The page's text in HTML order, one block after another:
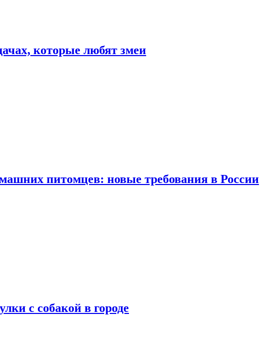
которые любят змеи
питомцев: новые требования в России
с собакой в городе